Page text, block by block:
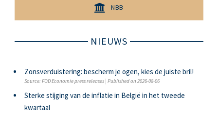
NBB
NIEUWS
Zonsverduistering: bescherm je ogen, kies de juiste bril!
Source: FOD Economie press releases Published on 2026-08-06
Sterke stijging van de inflatie in België in het tweede
kwartaal